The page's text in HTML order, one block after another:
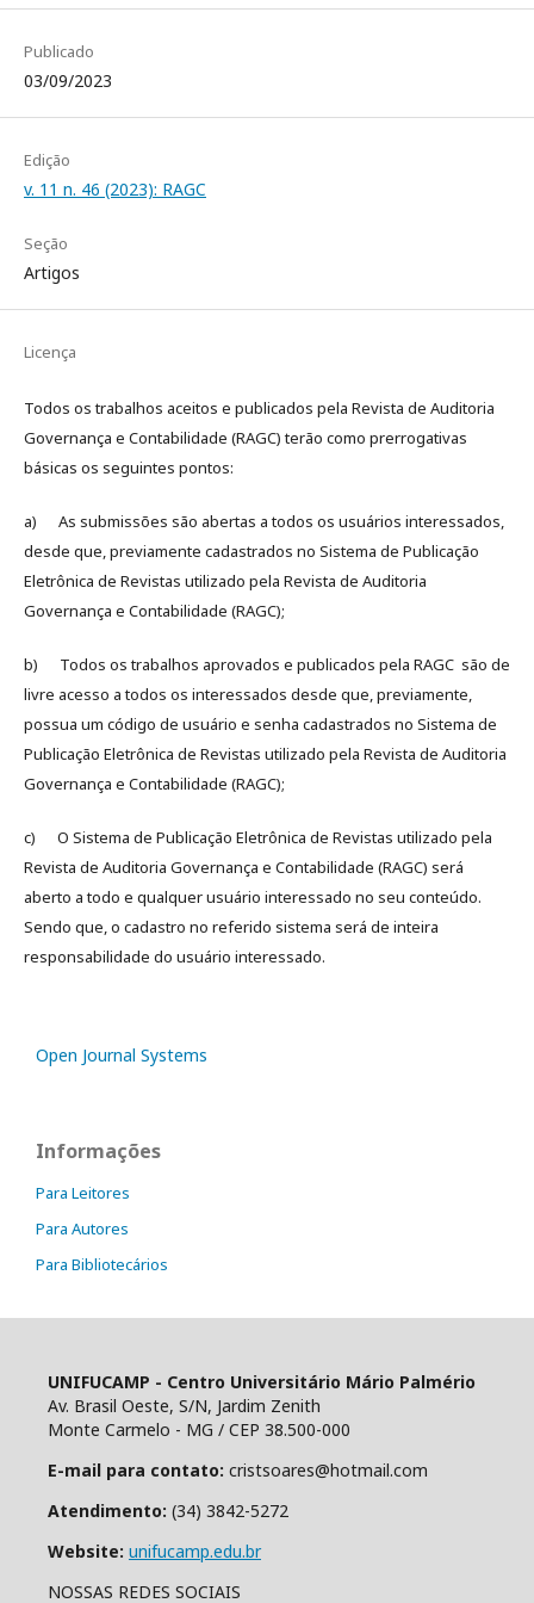
Publicado
03/09/2023
Edição
v. 11 n. 46 (2023): RAGC
Seção
Artigos
Licença
Todos os trabalhos aceitos e publicados pela Revista de Auditoria
Governança e Contabilidade (RAGC) terão como prerrogativas
básicas os seguintes pontos:
a) As submissões são abertas a todos os usuários interessados,
desde que, previamente cadastrados no Sistema de Publicação
Eletrônica de Revistas utilizado pela Revista de Auditoria
Governança e Contabilidade (RAGC);
b) Todos os trabalhos aprovados e publicados pela RAGC são de
livre acesso a todos os interessados desde que, previamente,
possua um código de usuário e senha cadastrados no Sistema de
Publicação Eletrônica de Revistas utilizado pela Revista de Auditoria
Governança e Contabilidade (RAGC);
c) O Sistema de Publicação Eletrônica de Revistas utilizado pela
Revista de Auditoria Governança e Contabilidade (RAGC) será
aberto a todo e qualquer usuário interessado no seu conteúdo.
Sendo que, o cadastro no referido sistema será de inteira
responsabilidade do usuário interessado.
Open Journal Systems
Informações
Para Leitores
Para Autores
Para Bibliotecários
UNIFUCAMP - Centro Universitário Mário Palmério
Av. Brasil Oeste, S/N, Jardim Zenith
Monte Carmelo - MG / CEP 38.500-000
E-mail para contato: cristsoares@hotmail.com
Atendimento: (34) 3842-5272
Website: unifucamp.edu.br
NOSSAS REDES SOCIAIS